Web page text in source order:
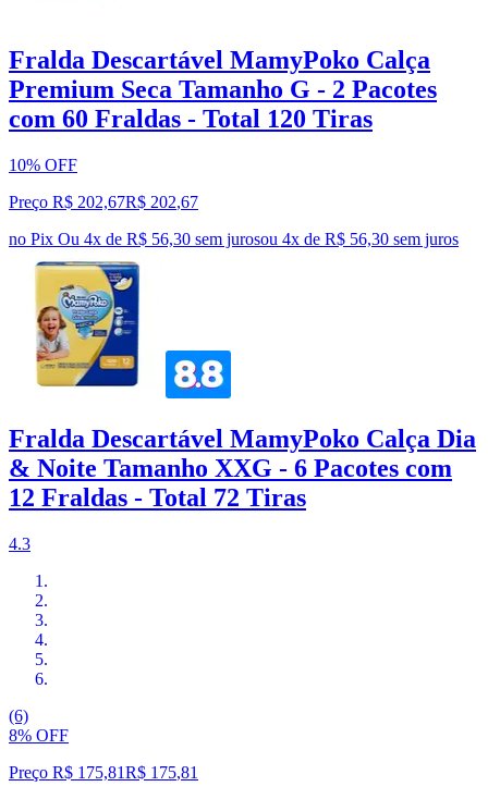
Fralda Descartável MamyPoko Calça
Premium Seca Tamanho G - 2 Pacotes
com 60 Fraldas - Total 120 Tiras
10% OFF
Preço R$ 202,67R$ 202,67
no Pix Ou 4x de R$ 56,30 sem jurosou 4x de R$ 56,30 sem juros
Fralda Descartável MamyPoko Calça Dia
& Noite Tamanho XXG - 6 Pacotes com
12 Fraldas - Total 72 Tiras
4.3
(6)
8% OFF
Preço R$ 175,81R$ 175,81